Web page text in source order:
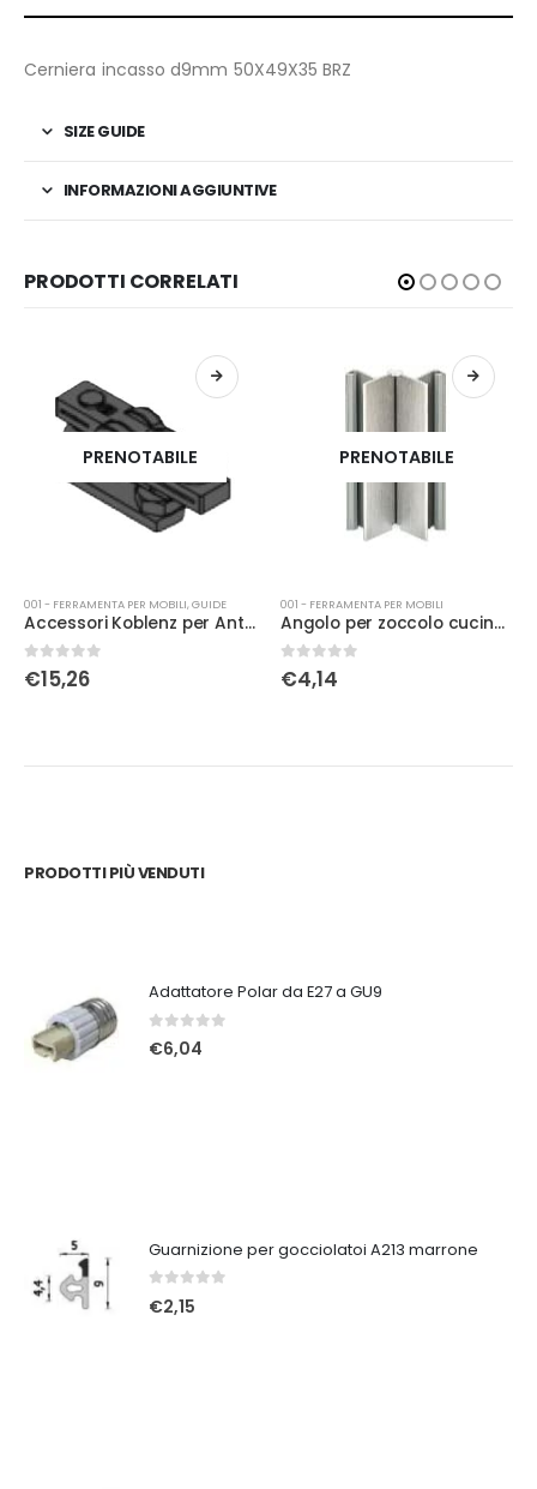
Cerniera incasso d9mm 50X49X35 BRZ
SIZE GUIDE
INFORMAZIONI AGGIUNTIVE
PRODOTTI CORRELATI
PRENOTABILE
001 - FERRAMENTA PER MOBILI,GUIDE
Accessori Koblenz per Anta carrello con piastra vite/bul
0Su 5
€15,26
PRENOTABILE
001 - FERRAMENTA PER MOBILI
Angolo per zoccolo cucina in all. H150
0Su 5
€4,14
PRODOTTI PIÙ VENDUTI
Adattatore Polar da E27 a GU9
Su 5
€6,04
Guarnizione per gocciolatoi A213 marrone
Su 5
€2,15